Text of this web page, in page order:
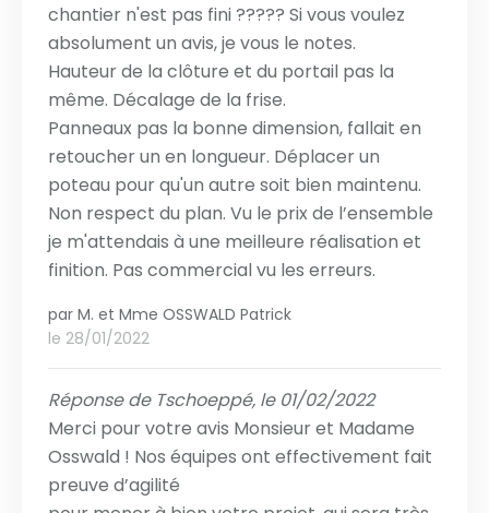
chantier n'est pas fini ????? Si vous voulez
absolument un avis, je vous le notes.
Hauteur de la clôture et du portail pas la
même. Décalage de la frise.
Panneaux pas la bonne dimension, fallait en
retoucher un en longueur. Déplacer un
poteau pour qu'un autre soit bien maintenu.
Non respect du plan. Vu le prix de l’ensemble
je m'attendais à une meilleure réalisation et
finition. Pas commercial vu les erreurs.
par M. et Mme OSSWALD Patrick
le 28/01/2022
Réponse de Tschoeppé, le 01/02/2022
Merci pour votre avis Monsieur et Madame
Osswald ! Nos équipes ont effectivement fait
preuve d’agilité